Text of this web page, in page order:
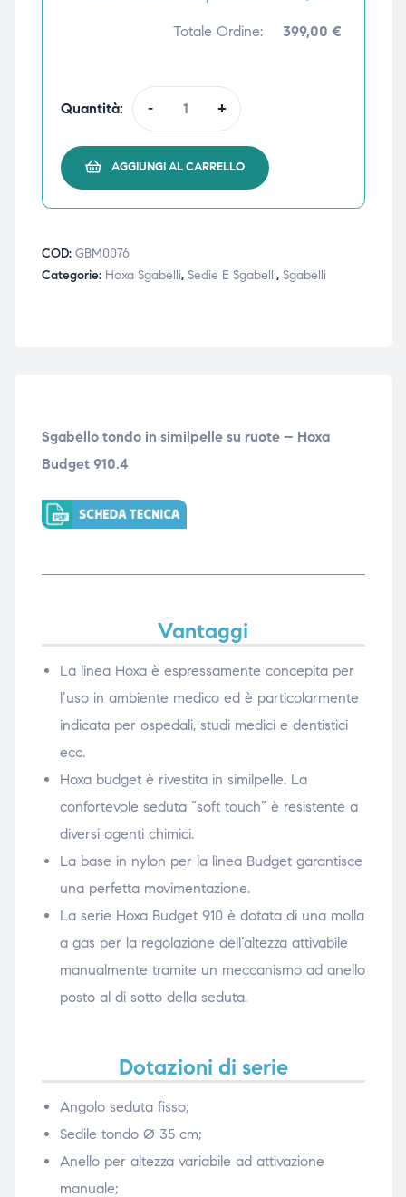
Totale Ordine: 399,00 €
Quantità: - +
AGGIUNGI AL CARRELLO
COD: GBM0076
Categorie: Hoxa Sgabelli, Sedie E Sgabelli, Sgabelli
Sgabello tondo in similpelle su ruote – Hoxa
Budget 910.4
Vantaggi
La linea Hoxa è espressamente concepita per
l’uso in ambiente medico ed è particolarmente
indicata per ospedali, studi medici e dentistici
ecc.
Hoxa budget è rivestita in similpelle. La
confortevole seduta “soft touch” è resistente a
diversi agenti chimici.
La base in nylon per la linea Budget garantisce
una perfetta movimentazione.
La serie Hoxa Budget 910 è dotata di una molla
a gas per la regolazione dell’altezza attivabile
manualmente tramite un meccanismo ad anello
posto al di sotto della seduta.
Dotazioni di serie
Angolo seduta fisso;
Sedile tondo Ø 35 cm;
Anello per altezza variabile ad attivazione
manuale;